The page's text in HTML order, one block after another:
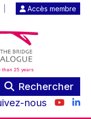
Accès membre
than 25 years
Rechercher
nous